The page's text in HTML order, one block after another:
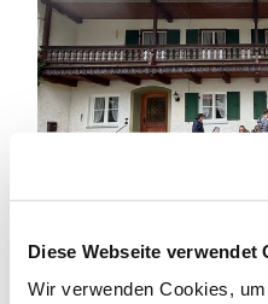
Diese Webseite verwendet
Wir verwenden Cookies,
Pause und Schutz vor